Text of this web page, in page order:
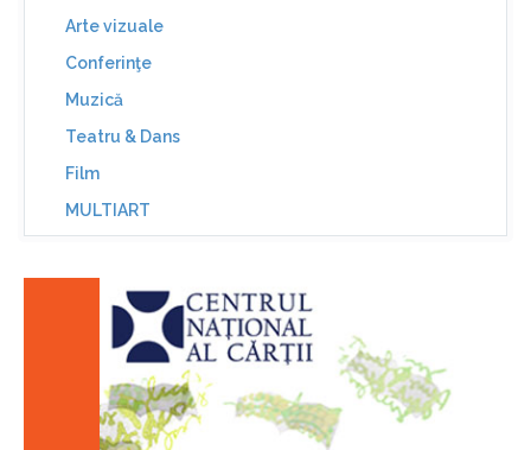
Arte vizuale
Conferinţe
Muzică
Teatru & Dans
Film
MULTIART